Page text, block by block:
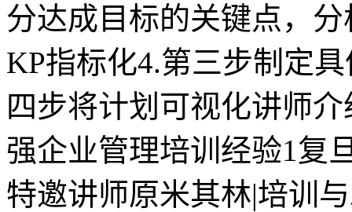
分达成目标的关键点，
KP指标化4.第三步制定
四步将计划可视化讲师
强企业管理培训经验1复
特邀讲师原米其林|培训